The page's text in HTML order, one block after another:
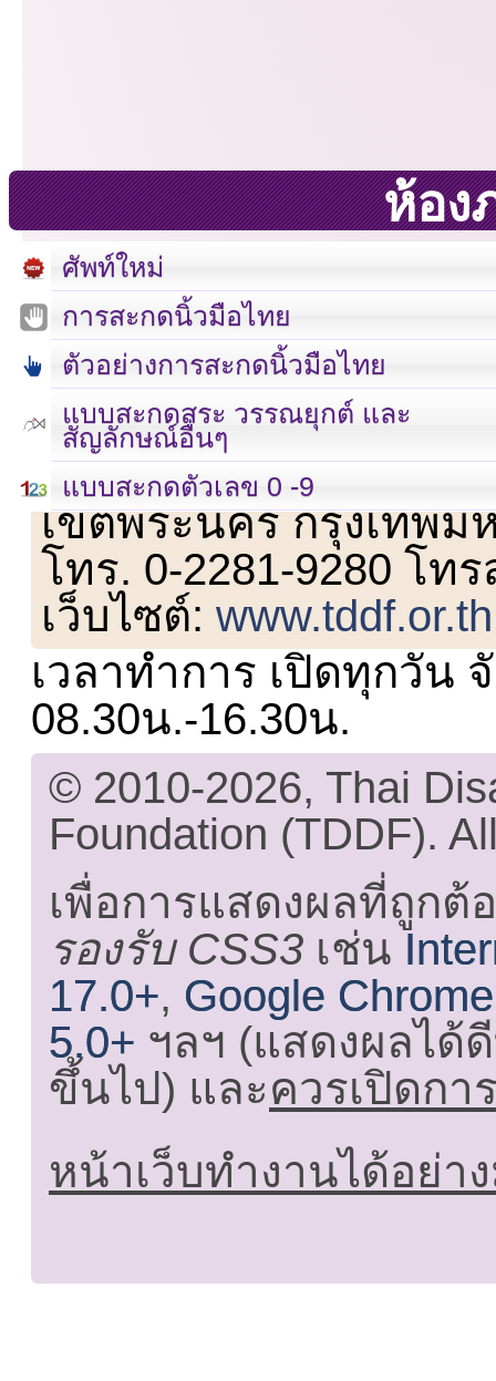
ห้อง
ศัพท์ใหม่
การสะกดนิ้วมือไทย
ตัวอย่างการสะกดนิ้วมือไทย
แบบสะกดสระ วรรณยุกต์ และ
สัญลักษณ์อื่นๆ
แบบสะกดตัวเลข 0 -9
เลขที่ 23 ชั้น 2 ถนนวิ
เขตพระนคร กรุงเทพม
โทร. 0-2281-9280 โท
เว็บไซต์:www.tddf.or.th
เวลาทำการ เปิดทุกวัน
08.30น.-16.30น.
© 2010-2026, Thai
Foundation (TDDF).
เพื่อการแสดงผลที่ถูกต้
รองรับ CSS3 เช่น
17.0+, Google
5.0+ ฯลฯ (แสดงผลได้
ขึ้นไป) และควรเปิดกา
หน้าเว็บทำงานได้อย่า